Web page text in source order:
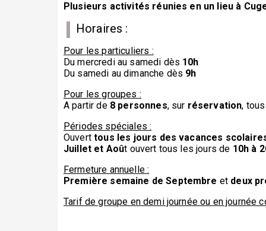
Plusieurs activités réunies en un lieu à
Horaires :
Pour les particuliers :
Du mercredi au samedi dès 10h
Du samedi au dimanche dès 9h
Pour les groupes :
A partir de 8 personnes, sur réservation,
Périodes spéciales :
Ouverttous les jours des vacances
Juillet et Août ouvert tous les jours de 10h à
Fermeture annuelle :
Première semaine de Septembre et deux
Tarif de groupe en demi journée ou en journée